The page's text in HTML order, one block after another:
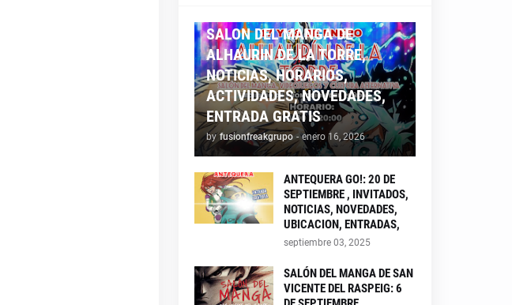
SALON DEL MANGA DE
ALHAURIN DE LA TORRE,
NOTICIAS, HORARIOS,
ACTIVIDADES, NOVEDADES,
ENTRADA GRATIS
by fusionfreakgrupo - enero 16, 2026
ANTEQUERA GO!: 20 DE
SEPTIEMBRE , INVITADOS,
NOTICIAS, NOVEDADES,
UBICACION, ENTRADAS,
septiembre 03, 2025
SALÓN DEL MANGA DE SAN
VICENTE DEL RASPEIG: 6